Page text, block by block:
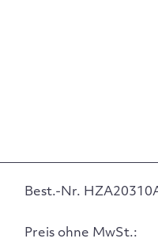
Best.-Nr.
Preis ohne MwSt.: